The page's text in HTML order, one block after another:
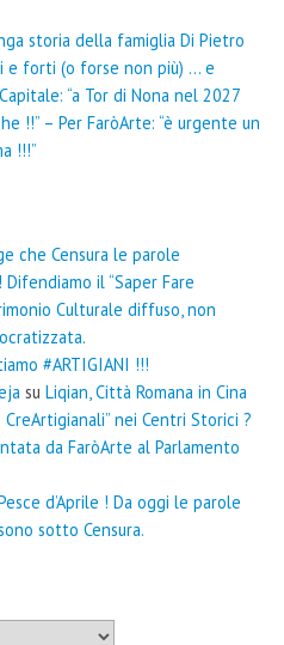
storia della famiglia Di Pietro
e forti (o forse non più) … e
“a Tor di Nona nel 2027
!!” – Per FaròArte: “è urgente un
!!!”
che Censura le parole
Difendiamo il “Saper Fare
Culturale diffuso, non
#ARTIGIANI !!!
su Liqian, Città Romana in Cina
CreArtigianali” nei Centri Storici ?
da FaròArte al Parlamento
d’Aprile ! Da oggi le parole
sotto Censura.